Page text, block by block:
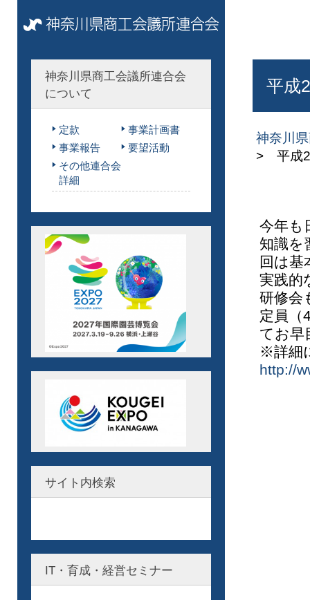
平成
神奈川
> 平成
今年も
知識を
回は基
実践的
研修会
定員（
てお早
※詳細
http://
神奈川県商工会議所連合会
について
定款
事業計画書
事業報告
要望活動
その他連合会
詳細
サイト内検索
IT・育成・経営セミナー